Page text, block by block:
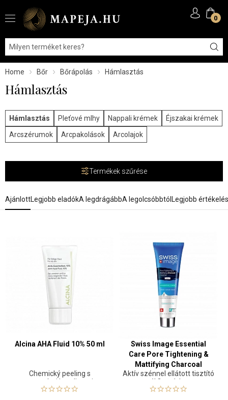
0
Home Bőr Bőrápolás Hámlasztás
Hámlasztás
Hámlasztás Pleťové mlhy Nappali krémek
Éjszakai krémek
Arcszérumok
Arcpakolások Arcolajok
Termékek szűrése
AjánlottLegjobb eladókA legdrágábbA legolcsóbbtól Legjobb értékelés
Alcina AHA Fluid 10% 50 ml
Chemický peeling s
ovocnými kyselinami
Swiss Image Essential
Care Pore Tightening &
Mattifying Charcoal
Cleanser 100 ml
Aktív szénnel ellátott tisztító
gél 3 az 1-ben